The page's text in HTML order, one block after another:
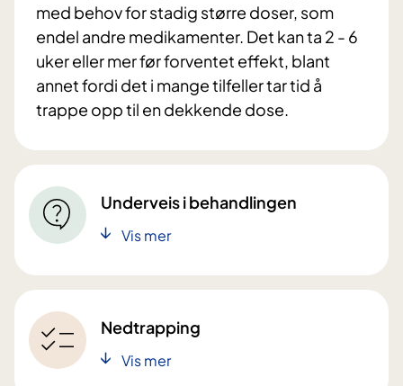
med behov for stadig større doser, som
endel andre medikamenter. Det kan ta 2 - 6
uker eller mer før forventet effekt, blant
annet fordi det i mange tilfeller tar tid å
trappe opp til en dekkende dose.
Underveis i behandlingen
Vis mer
Nedtrapping
Vis mer